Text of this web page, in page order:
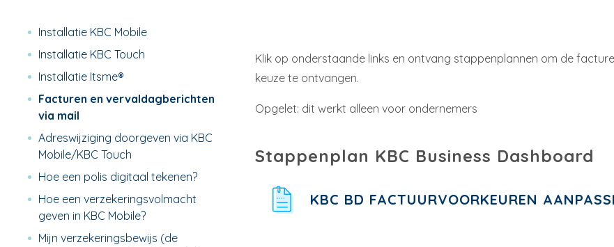
Installatie KBC Mobile
Installatie KBC Touch
Installatie Itsme®
Facturen en vervaldagberichten
via mail
Adreswijziging doorgeven via KBC
Mobile/KBC Touch
Hoe een polis digitaal tekenen?
Hoe een verzekeringsvolmacht
geven in KBC Mobile?
Mijn verzekeringsbewijs (de
Klik op onderstaande links en ontvang stappenplannen om de
keuze te ontvangen.
Opgelet: dit werkt alleen voor ondernemers
Stappenplan KBC Business Dashboard
KBC BD FACTUURVOORKEUREN